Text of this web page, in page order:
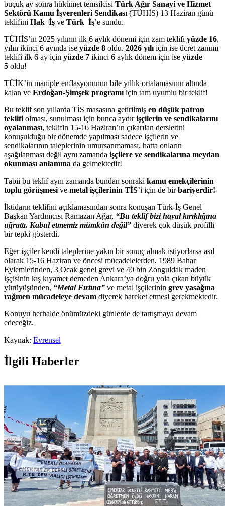
buçuk ay sonra hükümet temsilcisi Türk Ağır Sanayi ve Hizmet
Sektörü Kamu İşverenleri Sendikası (TÜHİS) 13 Haziran günü
teklifini Hak–İş ve Türk–İş’e sundu.
TÜHİS’in 2025 yılının ilk 6 aylık dönemi için zam teklifi yüzde 16,
yılın ikinci 6 ayında ise yüzde 8 oldu. 2026 yılı için ise ücret zammı
teklifi ilk 6 ay için yüzde 7 ikinci 6 aylık dönem için ise yüzde
5 oldu!
TÜİK’in maniple enflasyonunun bile yıllık ortalamasının altında
kalan ve Erdoğan-Şimşek programı için tam uyumlu bir teklif!
Bu teklif son yıllarda TİS masasına getirilmiş en düşük patron
teklifi olması, sunulması için bunca aydırişçilerin ve sendikalarını
oyalanması, teklifin 15-16 Haziran’ın çıkarılan derslerini
konuşulduğu bir dönemde yapılması sadece işçilerin ve
sendikalarının taleplerinin umursanmaması, hatta onların
aşağılanması değil aynı zamanda işçilere ve sendikalarına meydan
okunması anlamına da gelmektedir!
Tabii bu teklif aynı zamanda bundan sonraki kamu emekçilerinin
toplu görüşmesi ve metal işçilerinin TİS’i için de birbariyerdir!
İktidarın teklifini açıklamasından sonra konuşan Türk-İş Genel
Başkan Yardımcısı Ramazan Ağar, “Bu teklif bizi hayal kırıklığına
uğrattı. Kabul etmemiz mümkün değil” diyerek çok düşük profilli
bir tepki gösterdi.
Eğer işçiler kendi taleplerine yakın bir sonuç almak istiyorlarsa asıl
olarak 15-16 Haziran ve öncesi mücadelelerden, 1989 Bahar
Eylemlerinden, 3 Ocak genel grevi ve 40 bin Zonguldak maden
işçisinin kış kıyamet demeden Ankara’ya doğru yola çıkan büyük
yürüyüşünden, “Metal Fırtına” ve metal işçilerinin grev yasağına
rağmen mücadeleye devam diyerek hareket etmesi gerekmektedir.
Konuyu herhalde önümüzdeki günlerde de tartışmaya devam
edeceğiz.
Kaynak: Evrensel
İlgili Haberler